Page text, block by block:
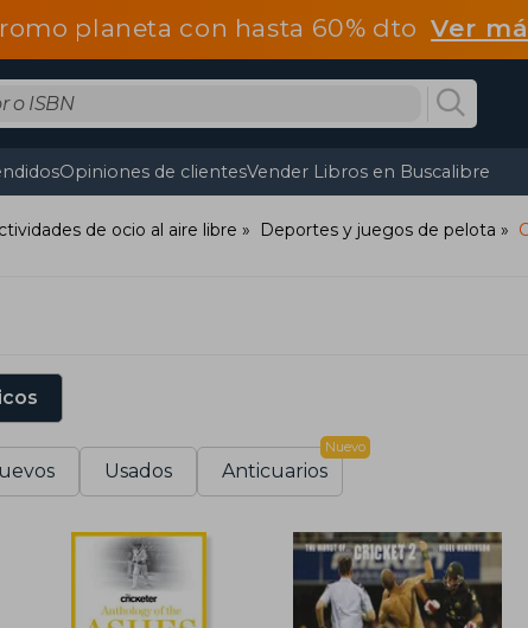
planeta con hasta 60% dtoVer
Opiniones de clientesVender Libros en Buscalibre
de ocio al aire libre Deportes y juegos de pelota
Usados Anticuarios
Nuevo